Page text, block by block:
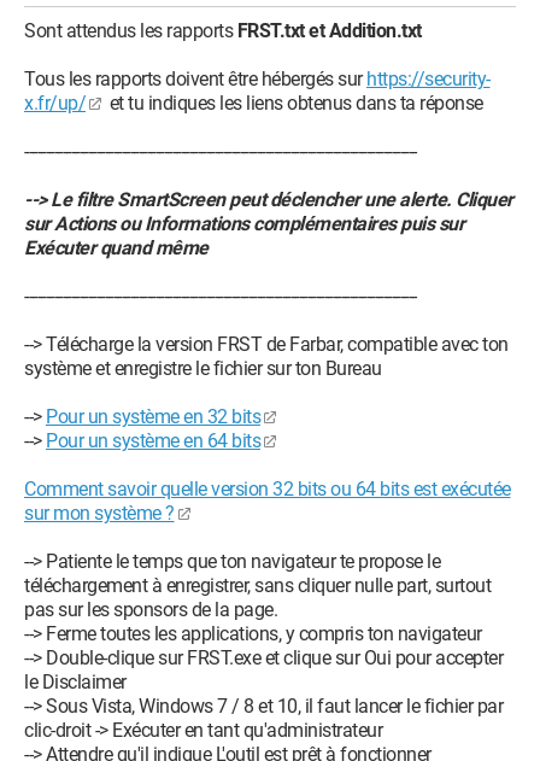
Sont attendus les rapports FRST.txt et Addition.txt
Tous les rapports doivent être hébergés surhttps://security-
x.fr/up/
et tu indiques les liens obtenus dans ta réponse
---------------------------------------------------------------------------------------------
--> Le filtre SmartScreen peut déclencher une alerte. Cliquer
sur Actions ou Informations complémentaires puis sur
Exécuter quand même
---------------------------------------------------------------------------------------------
--> Télécharge la version FRST de Farbar, compatible avec ton
système et enregistre le fichier sur ton Bureau
--> Pour un système en 32 bits
--> Pour un système en 64 bits
Comment savoir quelle version 32 bits ou 64 bits est exécutée
sur mon système ?
--> Patiente le temps que ton navigateur te propose le
téléchargement à enregistrer, sans cliquer nulle part, surtout
pas sur les sponsors de la page.
--> Ferme toutes les applications, y compris ton navigateur
--> Double-clique sur FRST.exe et clique sur Oui pour accepter
le Disclaimer
--> Sous Vista, Windows 7 / 8 et 10, il faut lancer le fichier par
clic-droit -> Exécuter en tant qu'administrateur
--> Attendre qu'il indique L'outil est prêt à fonctionner